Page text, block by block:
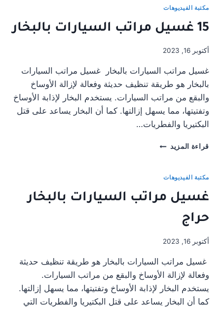
–
مكتبة الفيديوهات
15 غسيل مراتب السيارات بالبخار
أكتوبر 16, 2023
غسيل مراتب السيارات بالبخار غسيل مراتب السيارات
بالبخار هو طريقة تنظيف حديثة وفعالة لإزالة الأوساخ
والبقع من مراتب السيارات. يستخدم البخار لإذابة الأوساخ
وتفتيتها، مما يسهل إزالتها. كما أن البخار يساعد على قتل
البكتيريا والفطريات…
قراءة المزيد 15
السياراتمكتبة الفيديوهات
غسيل مراتب السيارات بالبخار
حراج
أكتوبر 16, 2023
غسيل مراتب السيارات بالبخار هو طريقة تنظيف حديثة
وفعالة لإزالة الأوساخ والبقع من مراتب السيارات.
يستخدم البخار لإذابة الأوساخ وتفتيتها، مما يسهل إزالتها.
كما أن البخار يساعد على قتل البكتيريا والفطريات التي